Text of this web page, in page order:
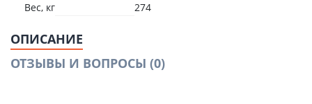
Вес, кг
274
ОПИСАНИЕ
ОТЗЫВЫ И ВОПРОСЫ (0)